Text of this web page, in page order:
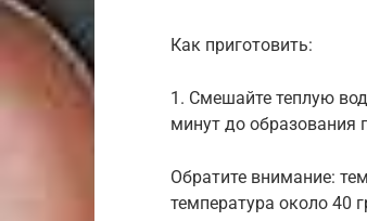
Как приготовить:
1. Смешайте теплую
минут до образования
Обратите внимание:
температура около 40